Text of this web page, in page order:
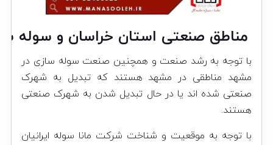
مناطق صنعتی استان خراسان و سوله
با توجه به رشد صنعت و همچنین صنعت سوله سازی در
مشهد مناطقی در مشهد هستند که تبدیل به شهرک
صنعتی شده اند یا در حال تبدیل شدن به شهرک صنعتی
هستند.
با توجه به موقعیت و شناخت شرکت مانا سوله ایرانیان